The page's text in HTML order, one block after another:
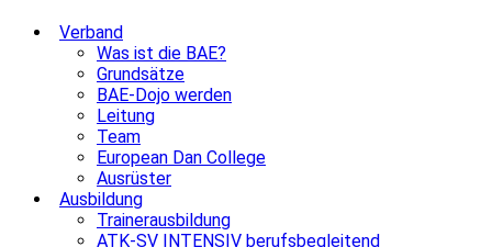
Verband
Was ist die BAE?
Grundsätze
BAE-Dojo werden
Leitung
Team
European Dan College
Ausrüster
Ausbildung
Trainerausbildung
ATK-SV INTENSIV berufsbegleitend